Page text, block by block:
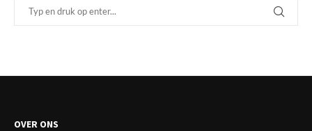
OVER ONS